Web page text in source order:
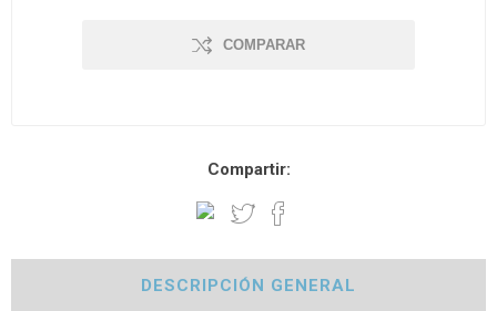
COMPARAR
Compartir:
DESCRIPCIÓN GENERAL